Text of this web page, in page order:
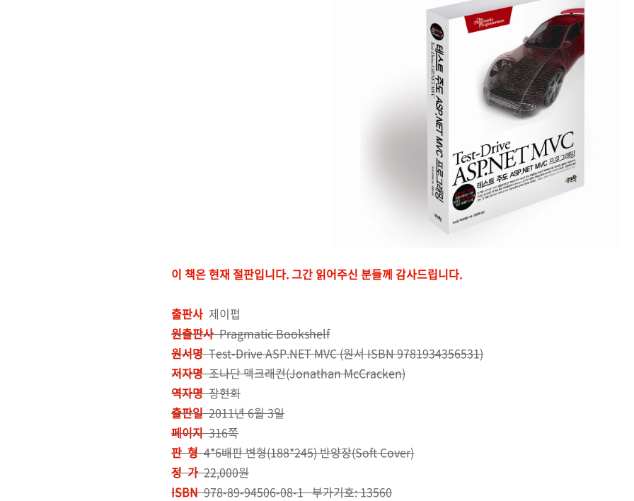
이 책은 현재 절판입니다. 그간 읽어주신 분들께 감사드립니다.
출판사 제이펍
원출판사Pragmatic Bookshelf
원서명Test-Drive ASP.NET MVC (원서 ISBN 9781934356531)
저자명조나단 맥크래컨(Jonathan McCracken)
역자명장현희
출판일2011년 6월 3일
페이지316쪽
판 형4*6배판 변형(188*245) 반양장(Soft Cover)
정 가22,000원
ISBN978-89-94506-08-1 부가기호: 13560